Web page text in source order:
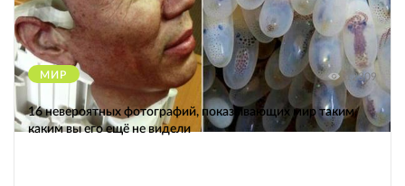
МИР 12309
16 невероятных фотографий, показывающих мир таким,
каким вы его ещё не видели